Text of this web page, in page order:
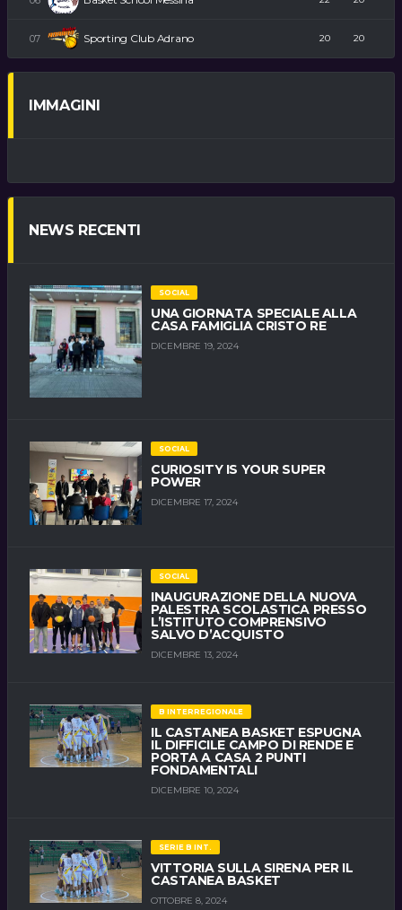
Sporting Club Adrano 20 20
IMMAGINI
NEWS RECENTI
SOCIAL
UNA GIORNATA SPECIALE ALLA
CASA FAMIGLIA CRISTO RE
DICEMBRE 19, 2024
SOCIAL
CURIOSITY IS YOUR SUPER
POWER
DICEMBRE 17, 2024
SOCIAL
INAUGURAZIONE DELLA NUOVA
PALESTRA SCOLASTICA PRESSO
L’ISTITUTO COMPRENSIVO
SALVO D’ACQUISTO
DICEMBRE 13, 2024
B INTERREGIONALE
IL CASTANEA BASKET ESPUGNA
IL DIFFICILE CAMPO DI RENDE E
PORTA A CASA 2 PUNTI
FONDAMENTALI
DICEMBRE 10, 2024
SERIE B INT.
VITTORIA SULLA SIRENA PER IL
CASTANEA BASKET
OTTOBRE 8, 2024